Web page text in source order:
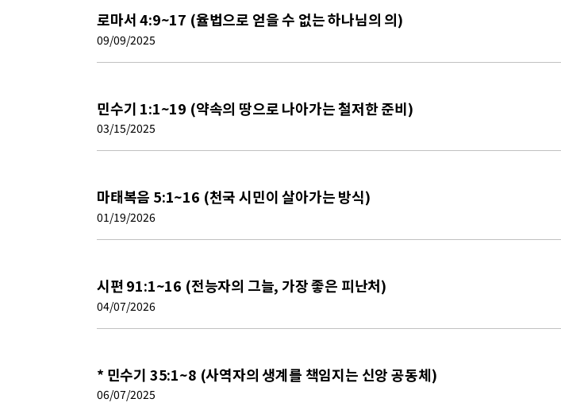
로마서 4:9~17 (율법으로 얻을 수 없는 하나님의 의)
09/09/2025
민수기 1:1~19 (약속의 땅으로 나아가는 철저한 준비)
03/15/2025
마태복음 5:1~16 (천국 시민이 살아가는 방식)
01/19/2026
시편 91:1~16 (전능자의 그늘, 가장 좋은 피난처)
04/07/2026
* 민수기 35:1~8 (사역자의 생계를 책임지는 신앙 공동체)
06/07/2025